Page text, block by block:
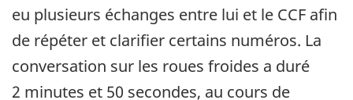
eu plusieurs échanges entre lui et le CCF afin
de répéter et clarifier certains numéros. La
conversation sur les roues froides a duré
2 minutes et 50 secondes, au cours de